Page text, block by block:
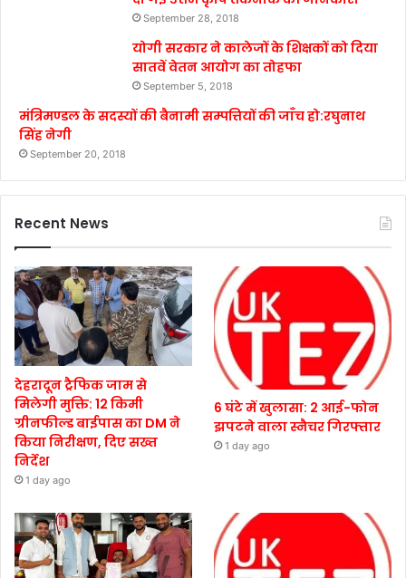
September 28, 2018
योगी सरकार ने कालेजों के शिक्षकों को दिया
सातवें वेतन आयोग का तोहफा
September 5, 2018
मंत्रिमण्डल के सदस्यों की बैनामी सम्पत्तियों की जाँच हो:रघुनाथ
सिंह नेगी
September 20, 2018
Recent News
देहरादून ट्रैफिक जाम से
मिलेगी मुक्ति: 12 किमी
ग्रीनफील्ड बाईपास का DM ने
किया निरीक्षण, दिए सख्त
निर्देश
1 day ago
6 घंटे में खुलासा: 2 आई-फोन
झपटने वाला स्नैचर गिरफ्तार
1 day ago